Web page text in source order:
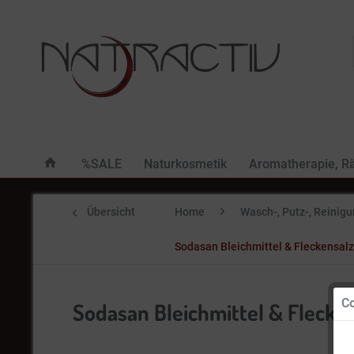
%SALE Naturkosmetik Aromatherapie,
Übersicht Home Wasch-, Putz-,
Sodasan Bleichmittel &
Sodasan Bleichmittel &